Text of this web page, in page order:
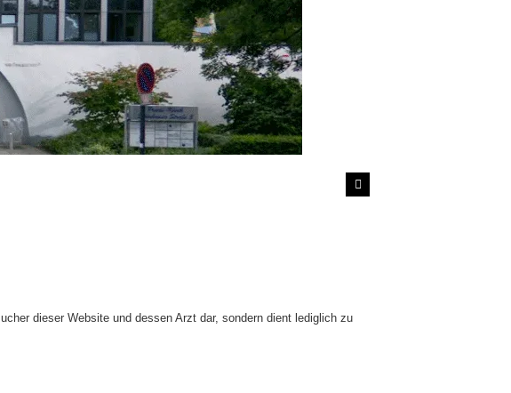
dieser Website und dessen Arzt dar, sondern dient lediglich zu